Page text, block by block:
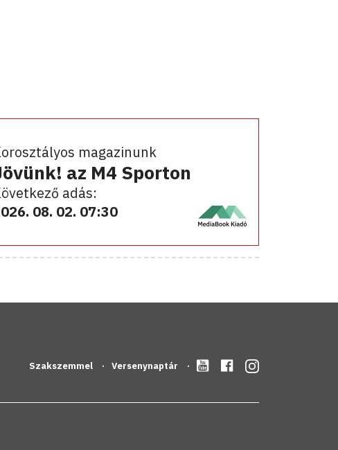
magazinunk
az M4 Sporton
adás:
08. 02. 07:30
Szakszemmel Versenynaptár